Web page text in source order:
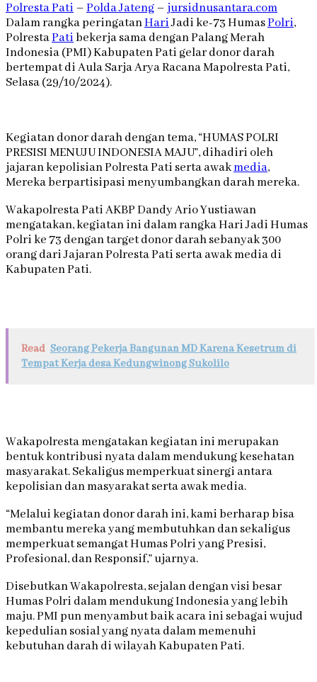
Polresta Pati–Polda Jateng–jursidnusantara.com
Dalam rangka peringatanHariJadi ke-73 HumasPolri,
PolrestaPatibekerja sama dengan Palang Merah
Indonesia (PMI) Kabupaten Pati gelar donor darah
bertempat di Aula Sarja Arya Racana Mapolresta Pati,
Selasa (29/10/2024).
Kegiatan donor darah dengan tema, “HUMAS POLRI
PRESISI MENUJU INDONESIA MAJU”, dihadiri oleh
jajaran kepolisian Polresta Pati serta awakmedia,
Mereka berpartisipasi menyumbangkan darah mereka.
Wakapolresta Pati AKBP Dandy Ario Yustiawan
mengatakan, kegiatan ini dalam rangka Hari Jadi Humas
Polri ke 73 dengan target donor darah sebanyak 300
orang dari Jajaran Polresta Pati serta awak media di
Kabupaten Pati.
Read Seorang Pekerja Bangunan MD Karena Kesetrum di
Tempat Kerja desa Kedungwinong Sukolilo
Wakapolresta mengatakan kegiatan ini merupakan
bentuk kontribusi nyata dalam mendukung kesehatan
masyarakat. Sekaligus memperkuat sinergi antara
kepolisian dan masyarakat serta awak media.
“Melalui kegiatan donor darah ini, kami berharap bisa
membantu mereka yang membutuhkan dan sekaligus
memperkuat semangat Humas Polri yang Presisi,
Profesional, dan Responsif,” ujarnya.
Disebutkan Wakapolresta, sejalan dengan visi besar
Humas Polri dalam mendukung Indonesia yang lebih
maju. PMI pun menyambut baik acara ini sebagai wujud
kepedulian sosial yang nyata dalam memenuhi
kebutuhan darah di wilayah Kabupaten Pati.